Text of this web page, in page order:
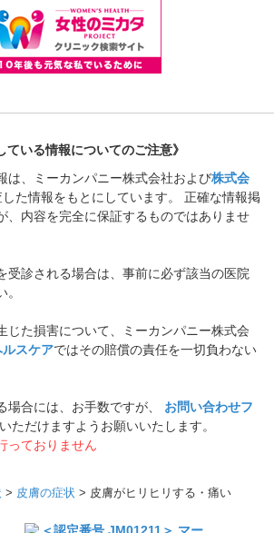
ている情報についてのご注意》
は、ミーカンパニー株式会社および株式会
た情報をもとにしています。 正確な情報掲
、内容を完全に保証するものではありませ
受診される場合は、事前に必ず該当の医院
じた損害について、ミーカンパニー株式会
スケアではその賠償の責任を一切負わない
場合には、お手数ですが、 お問い合わせフ
ただけますようお願いいたします。
っておりません
> 皮膚の症状 > 皮膚がヒリヒリする・痛い